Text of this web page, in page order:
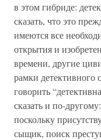
в этом гибриде:
сказать, что это
имеются все
открытия и
времени, другие
рамки детективного
говорить
сказать и по-
поскольку
сыщик, поиск